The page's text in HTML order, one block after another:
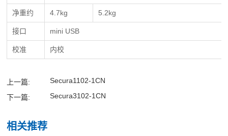
净重约 4.7kg 5.2kg
接口 mini USB
校准 内校
上一篇: Secura1102-1CN
下一篇: Secura3102-1CN
相关推荐